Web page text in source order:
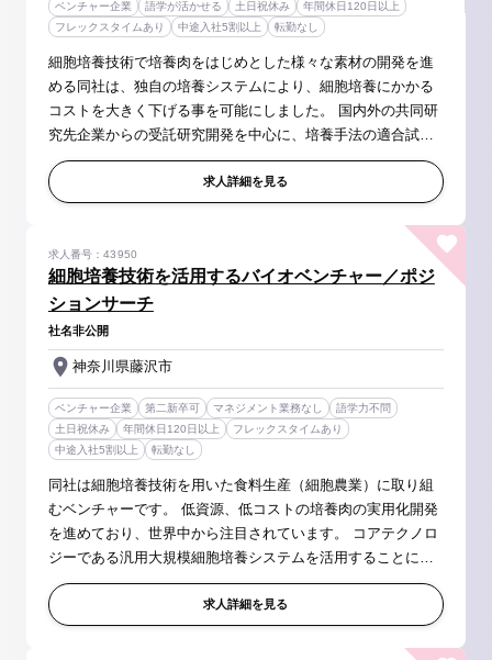
ベンチャー企業 語学が活かせる 土日祝休み
年間休日120日以上
フレックスタイムあり
中途入社5割以上 転勤なし
細胞培養技術で培養肉をはじめとした様々な素材の開発を進
める同社は、独自の培養システムにより、細胞培養にかかる
コストを大きく下げる事を可能にしました。 国内外の共同研
究先企業からの受託研究開発を中心に、培養手法の適合試験
を進め、社会実装するプロジェクトをけん引いただきます。
＜具体的には＞ 顧客...
求人詳細を見る
細胞培養技術を活用するバイオベンチャー／ポジ
ションサーチ
求人番号：43950
社名非公開
神奈川県藤沢市
ベンチャー企業 第二新卒可 マネジメント業務なし
語学力不問
土日祝休み
年間休日120日以上
フレックスタイムあり
中途入社5割以上
転勤なし
同社は細胞培養技術を用いた食料生産（細胞農業）に取り組
むベンチャーです。 低資源、低コストの培養肉の実用化開発
を進めており、世界中から注目されています。 コアテクノロ
ジーである汎用大規模細胞培養システムを活用することによ
り、培養肉の課題の一つとされていたコスト高の要因となっ
ていた培養液のコストを1...求人詳細を見る